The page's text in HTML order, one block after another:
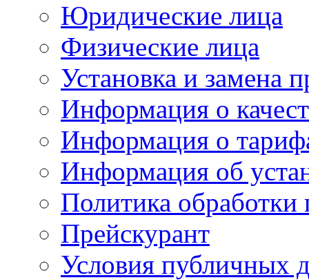
Юридические лица
Физические лица
Установка и замена
Информация о
Информация о
Информация об
Политика
Прейскурант
Условия публичных